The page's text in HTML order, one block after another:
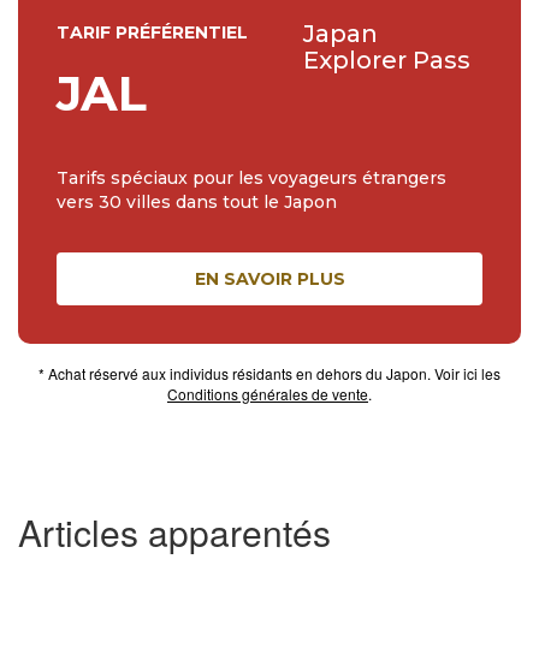
Articles apparentés
TARIF PRÉFÉRENTIEL
JAL
Japan
Explorer Pass
Tarifs spéciaux pour les voyageurs étrangers
vers 30 villes dans tout le Japon
EN SAVOIR PLUS
* Achat réservé aux individus résidants en dehors du Japon. Voir ici les
Conditions générales de vente.